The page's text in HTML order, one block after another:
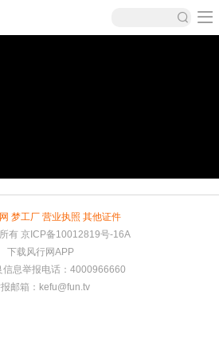
梦工厂 营业执照 其他证件
有 京ICP备10012819号-16A
下载风行网APP
信息举报电话：4000966660
邮箱： kefu@fun.tv